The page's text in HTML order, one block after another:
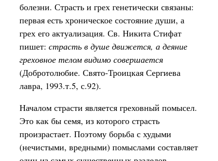
болезни. Страсть и грех генетически связаны:
первая есть хроническое состояние души, а
грех его актуализация. Св. Никита Стифат
пишет: страсть в душе движется, а деяние
греховное телом видимо совершается
(Добротолюбие. Свято-Троицкая Сергиева
лавра, 1993.т.5, с.92).
Началом страсти является греховный помысел.
Это как бы семя, из которого страсть
произрастает. Поэтому борьба с худыми
(нечистыми, вредными) помыслами составляет